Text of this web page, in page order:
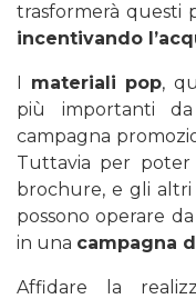
trasformerà questi
incentivando
I materiali pop,
più importanti
campagna
Tuttavia per poter
brochure, e gli
possono operare
in una campagna
Affidare la